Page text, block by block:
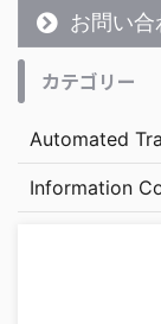
お問い合
カテゴリー
Automated
Information